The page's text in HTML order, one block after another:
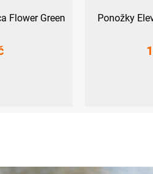
Flower Green Ponožky